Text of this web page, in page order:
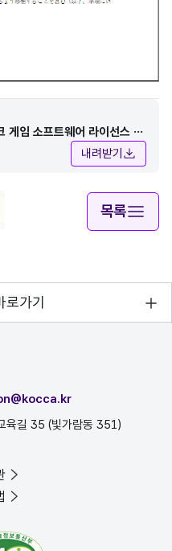
내려받기
목록
가기
육길 35 (빛가람동 351)